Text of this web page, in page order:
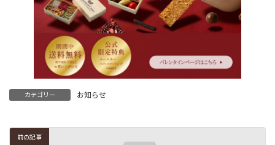
カテゴリー お知らせ
前の記事